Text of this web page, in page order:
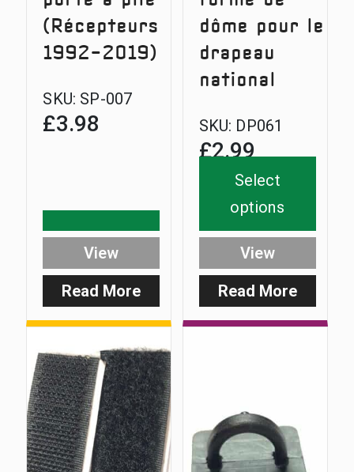
(Récepteurs
1992-2019)
SKU: SP-007
£3.98
Read More:
Battery
Door
Receiver
(Receivers
1992-
2019)
View
dôme pour le
drapeau
national
SKU: DP061
£2.99
Read More:
Select
options
View